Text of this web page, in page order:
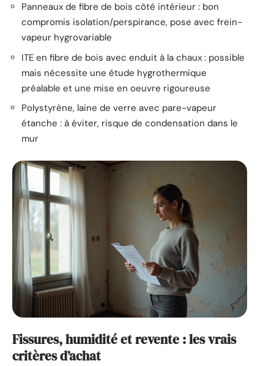
Panneaux de fibre de bois côté intérieur : bon
compromis isolation/perspirance, pose avec frein-
vapeur hygrovariable
ITE en fibre de bois avec enduit à la chaux : possible
mais nécessite une étude hygrothermique
préalable et une mise en oeuvre rigoureuse
Polystyrène, laine de verre avec pare-vapeur
étanche : à éviter, risque de condensation dans le
mur
Fissures, humidité et revente : les vrais
critères d’achat